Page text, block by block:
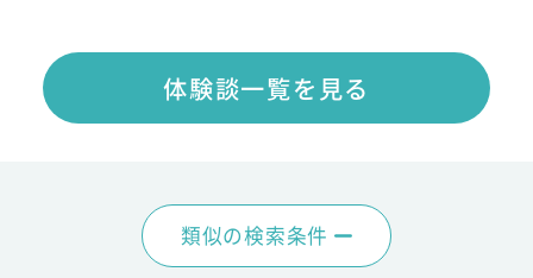
体験談一覧を見る
類似の検索条件